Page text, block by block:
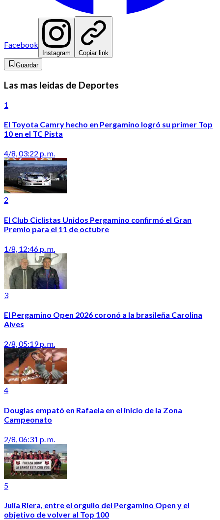
Facebook
Instagram
Copiar link
Guardar
Las mas leidas de Deportes
1
El Toyota Camry hecho en Pergamino logró su primer Top
10 en el TC Pista
4/8, 03:22 p. m.
2
El Club Ciclistas Unidos Pergamino confirmó el Gran
Premio para el 11 de octubre
1/8, 12:46 p. m.
3
El Pergamino Open 2026 coronó a la brasileña Carolina
Alves
2/8, 05:19 p. m.
4
Douglas empató en Rafaela en el inicio de la Zona
Campeonato
2/8, 06:31 p. m.
5
Julia Riera, entre el orgullo del Pergamino Open y el
objetivo de volver al Top 100